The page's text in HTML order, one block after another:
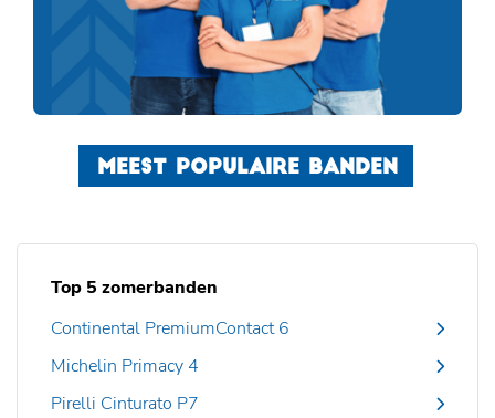
MEEST POPULAIRE BANDEN
Top 5 zomerbanden
Continental PremiumContact 6
Michelin Primacy 4
Pirelli Cinturato P7